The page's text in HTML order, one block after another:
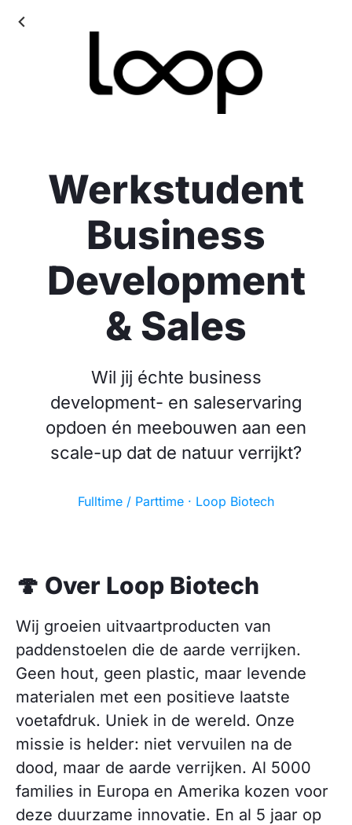
Werkstudent
Business
Development
& Sales
Wil jij échte business
development- en saleservaring
opdoen én meebouwen aan een
scale-up dat de natuur verrijkt?
Fulltime / Parttime · Loop Biotech
🍄 Over Loop Biotech
Wij groeien uitvaartproducten van
paddenstoelen die de aarde verrijken.
Geen hout, geen plastic, maar levende
materialen met een positieve laatste
voetafdruk. Uniek in de wereld. Onze
missie is helder: niet vervuilen na de
dood, maar de aarde verrijken. Al 5000
families in Europa en Amerika kozen voor
deze duurzame innovatie. En al 5 jaar op